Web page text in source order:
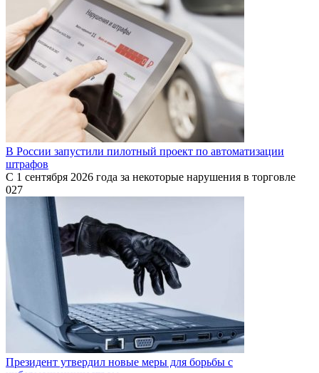
В России запустили пилотный проект по автоматизации
штрафов
С 1 сентября 2026 года за некоторые нарушения в торговле
027
Президент утвердил новые меры для борьбы с